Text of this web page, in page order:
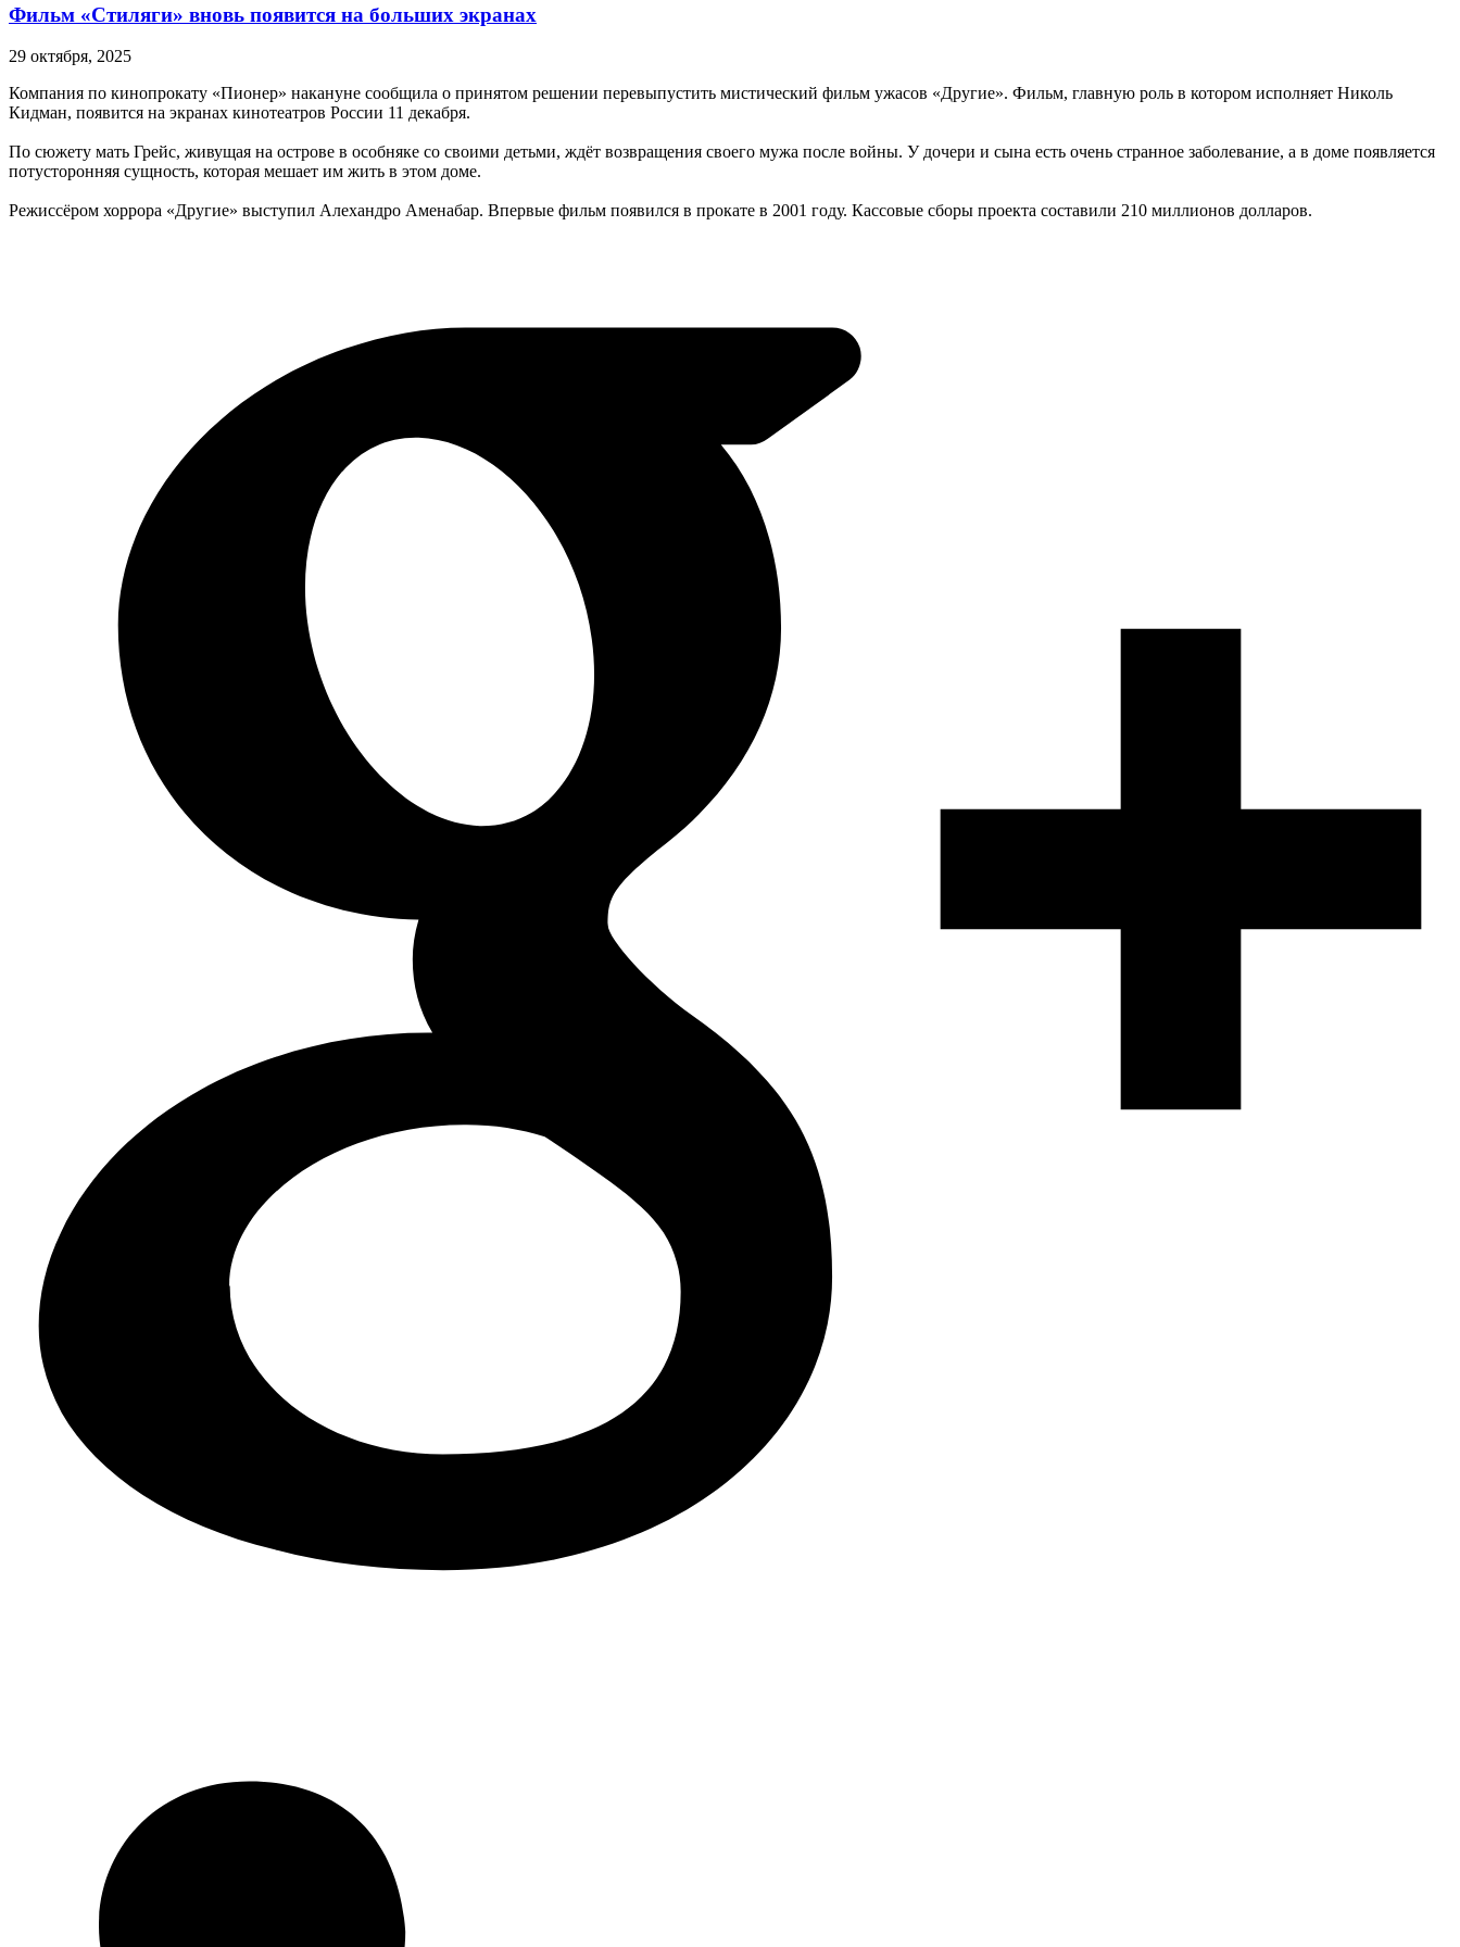
Фильм «Стиляги» вновь появится на больших экранах
29 октября, 2025
Компания по кинопрокату «Пионер» накануне сообщила о принятом решении перевыпустить мистический фильм ужасов «Другие». Фильм, главную роль в котором исполняет Николь
Кидман, появится на экранах кинотеатров России 11 декабря.
По сюжету мать Грейс, живущая на острове в особняке со своими детьми, ждёт возвращения своего мужа после войны. У дочери и сына есть очень странное заболевание, а в доме появляется
потусторонняя сущность, которая мешает им жить в этом доме.
Режиссёром хоррора «Другие» выступил Алехандро Аменабар. Впервые фильм появился в прокате в 2001 году. Кассовые сборы проекта составили 210 миллионов долларов.